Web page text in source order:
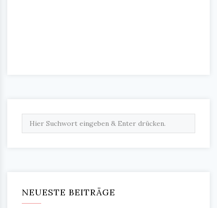
NEUESTE BEITRÄGE